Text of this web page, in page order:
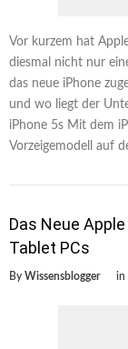
Vor kurzem hat
diesmal nicht nur
das neue iPhone
und wo liegt der
iPhone 5s Mit dem
Vorzeigemodell auf
Das Neue
Tablet PCs
By Wissensblogger in